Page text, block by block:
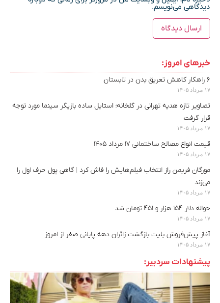
دیدگاهی می‌نویسم.
خبرهای امروز:
۶ راهکار کاهش تعریق بدن در تابستان
۱۷ مرداد ۱۴۰۵
تصاویر تازه هدیه تهرانی در گلخانه؛ استایل ساده بازیگر سینما مورد توجه
قرار گرفت
۱۷ مرداد ۱۴۰۵
قیمت انواع مصالح ساختمانی ۱۷ مرداد ۱۴۰۵
۱۷ مرداد ۱۴۰۵
مورگان فریمن راز انتخاب فیلم‌هایش را فاش کرد | گاهی پول حرف اول را
می‌زند
۱۷ مرداد ۱۴۰۵
حواله دلار ۱۵۴ هزار و ۴۵۱ تومان شد
۱۷ مرداد ۱۴۰۵
آغاز پیش‌فروش بلیت بازگشت زائران دهه پایانی صفر از امروز
۱۷ مرداد ۱۴۰۵
پیشنهادات سردبیر: